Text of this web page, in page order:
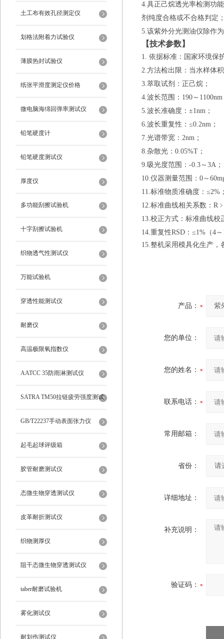
土工布有效孔径测定仪
划格法附着力试验仪
薄膜热封试验仪
纸张平滑度测定仪价格
微电脑海绵回弹率测试仪
铅笔硬度计
铅笔硬度测试仪
厚度仪
多功能刮擦试验机
十字刮擦试验机
织物透气性测试仪
万能试验机
穿透性能测试仪
耐磨仪
高温极限氧指数仪
AATCC 35防雨淋测试仪
SATRA TM50拉链疲劳强度测试
仪
GB/T22237手动表面张力仪
起毛起球评级箱
胶管耐磨测试仪
态微生物穿透测试仪
皮革耐折测试仪
织物测厚仪
阻干态微生物穿透测试仪
taber耐磨试验机
雾化测试仪
耐划伤测试仪
4.具正己烷透光率检测功
剂纯度合格或不合格判定
5.该紫外分光测油仪除作
【技术参数】
1. 依据标准：国家环境保
2.方法检出限：当水样体
3.萃取试剂：正己烷；
4.波长范围： 190～1100nm
5.波长准确度： ±1nm ；
6.波长重复性 ： ≤0.2nm ；
7.光谱带宽 ： 2nm ；
8.杂散光 ： 0.05%T ；
9.吸光度范围： -0.3～3A ；
10.仪器测量范围 ： 0～
11.标准物质准确度： ≤2%
12.标准曲线相关系数 ：
13.校正方式：标准曲线校
14.重复性RSD ： ≤1%（4 ～
15.整机采用模具化生产，
产品：
您的单位：
您的姓名：
联系电话：
常用邮箱：
省份：
详细地址：
补充说明：
验证码：